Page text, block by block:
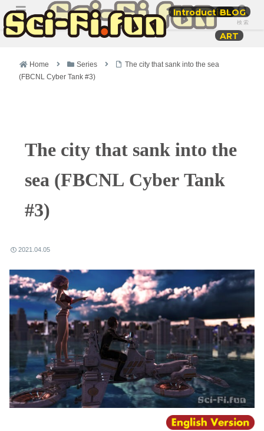
IntroductionBLOG
ART
Home Series
The city that sank into the sea
(FBCNL Cyber Tank #3)
The city that sank into the
sea (FBCNL Cyber Tank
#3)
2021.04.05
メニュー 検索